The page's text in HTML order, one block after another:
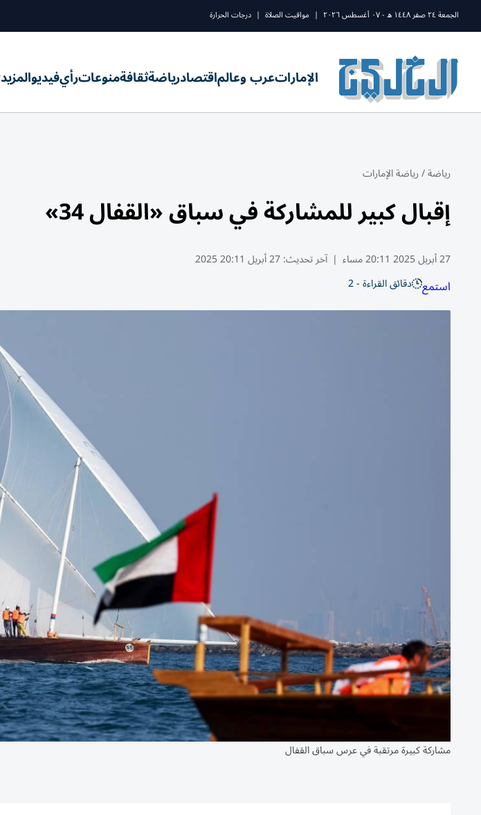
الجمعة ٢٤ صفر ١٤٤٨ ه - ٠٧ أغسطس ٢٠٢٦ | مواقيت الصلاة | درجات الحرارة
الإماراتعرب وعالماقتصادرياضةثقافةمنوعاترأيفيديوالمزيد
رياضة/رياضة الإمارات
إقبال كبير للمشاركة في سباق «القفال 34»
27 أبريل 2025 20:11 مساء | آخر تحديث:27 أبريل 20:11 2025
استمع دقائق القراءة - 2
مشاركة كبيرة مرتقبة في عرس سباق القفال